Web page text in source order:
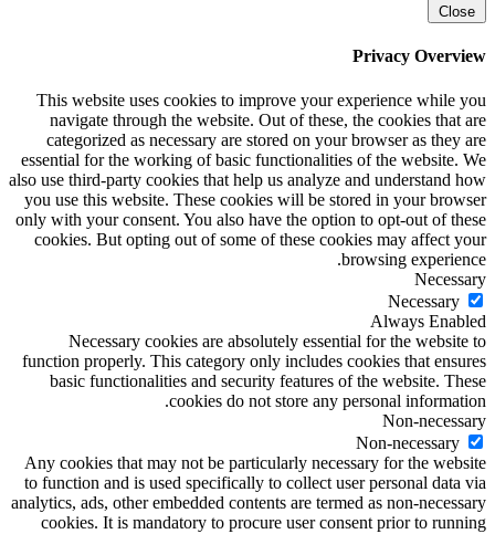
Close
Privacy Overview
This website uses cookies to improve your experience while you
navigate through the website. Out of these, the cookies that are
categorized as necessary are stored on your browser as they are
essential for the working of basic functionalities of the website. We
also use third-party cookies that help us analyze and understand how
you use this website. These cookies will be stored in your browser
only with your consent. You also have the option to opt-out of these
cookies. But opting out of some of these cookies may affect your
browsing experience.
Necessary
Necessary
Always Enabled
Necessary cookies are absolutely essential for the website to
function properly. This category only includes cookies that ensures
basic functionalities and security features of the website. These
cookies do not store any personal information.
Non-necessary
Non-necessary
Any cookies that may not be particularly necessary for the website
to function and is used specifically to collect user personal data via
analytics, ads, other embedded contents are termed as non-necessary
cookies. It is mandatory to procure user consent prior to running